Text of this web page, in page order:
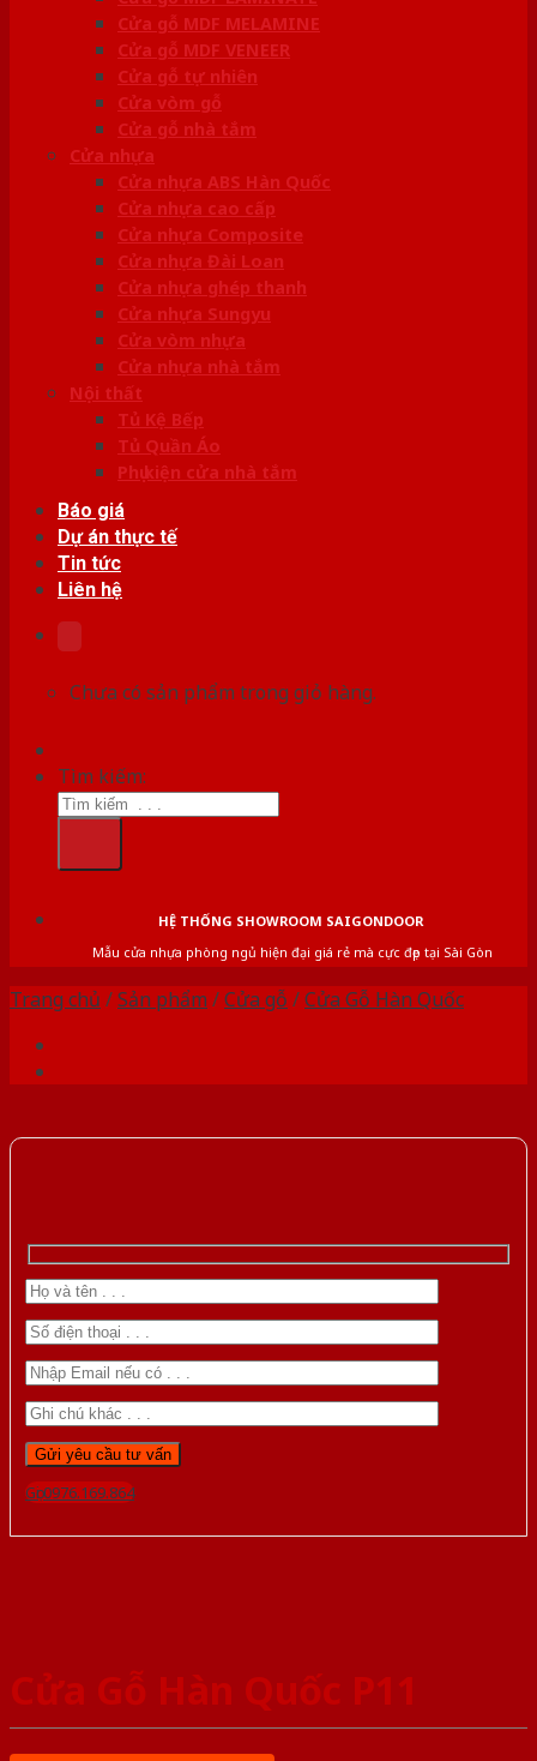
Cửa gỗ MDF MELAMINE
Cửa gỗ MDF VENEER
Cửa gỗ tự nhiên
Cửa vòm gỗ
Cửa gỗ nhà tắm
Cửa nhựa
Cửa nhựa ABS Hàn Quốc
Cửa nhựa cao cấp
Cửa nhựa Composite
Cửa nhựa Đài Loan
Cửa nhựa ghép thanh
Cửa nhựa Sungyu
Cửa vòm nhựa
Cửa nhựa nhà tắm
Nội thất
Tủ Kệ Bếp
Tủ Quần Áo
Phụ kiện cửa nhà tắm
Báo giá
Dự án thực tế
Tin tức
Liên hệ
Chưa có sản phẩm trong giỏ hàng.
Tìm kiếm:
HỆ THỐNG SHOWROOM SAIGONDOOR
Mẫu cửa nhựa phòng ngủ hiện đại giá rẻ mà cực đẹp tại Sài Gòn
Trang chủ /Sản phẩm /Cửa gỗ /Cửa Gỗ Hàn Quốc
Gọi 0976.169.864
Cửa Gỗ Hàn Quốc P11